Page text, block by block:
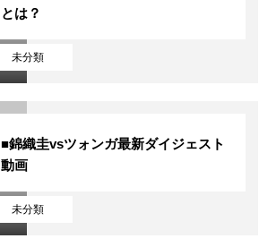
未分類
とは？
未分類
■錦織圭vsツォンガ最新ダイジェスト
動画